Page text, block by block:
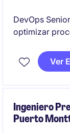
DevOps
optimizar
busca unVer
Ingeniero
Puerto